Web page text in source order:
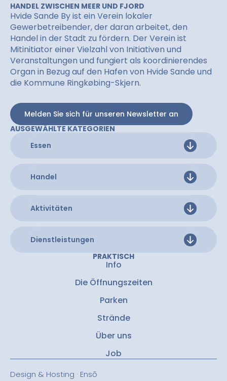
HANDEL ZWISCHEN MEER UND FJORD
Hvide Sande By ist ein Verein lokaler
Gewerbetreibender, der daran arbeitet, den
Handel in der Stadt zu fördern. Der Verein ist
Mitinitiator einer Vielzahl von Initiativen und
Veranstaltungen und fungiert als koordinierendes
Organ in Bezug auf den Hafen von Hvide Sande und
die Kommune Ringkøbing-Skjern.
Melden Sie sich für unseren Newsletter an
PRAKTISCH
Info
Die Öffnungszeiten
Parken
Strände
Über uns
Job
AUSGEWÄHLTE KATEGORIEN
Essen
Handel
Aktivitäten
Dienstleistungen
Design & Hosting · Ensō